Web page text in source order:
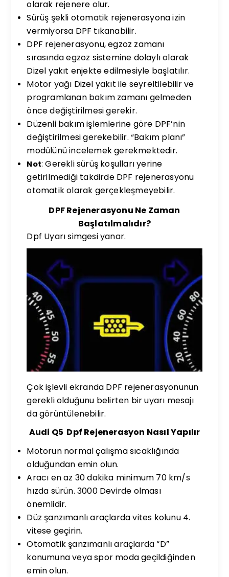
olarak rejenere olur.
Sürüş şekli otomatik rejenerasyona izin
vermiyorsa DPF tıkanabilir.
DPF rejenerasyonu, egzoz zamanı
sırasında egzoz sistemine dolaylı olarak
Dizel yakıt enjekte edilmesiyle başlatılır.
Motor yağı Dizel yakıt ile seyreltilebilir ve
programlanan bakım zamanı gelmeden
önce değiştirilmesi gerekir.
Düzenli bakım işlemlerine göre DPF’nin
değiştirilmesi gerekebilir. “Bakım planı”
modülünü incelemek gerekmektedir.
Not: Gerekli sürüş koşulları yerine
getirilmediği takdirde DPF rejenerasyonu
otomatik olarak gerçekleşmeyebilir.
DPF Rejenerasyonu Ne Zaman
Başlatılmalıdır?
Dpf Uyarı simgesi yanar.
Çok işlevli ekranda DPF rejenerasyonunun
gerekli olduğunu belirten bir uyarı mesajı
da görüntülenebilir.
Audi Q5 Dpf Rejenerasyon Nasıl Yapılır
Motorun normal çalışma sıcaklığında
olduğundan emin olun.
Aracı en az 30 dakika minimum 70 km/s
hızda sürün. 3000 Devirde olması
önemlidir.
Düz şanzımanlı araçlarda vites kolunu 4.
vitese geçirin.
Otomatik şanzımanlı araçlarda “D”
konumuna veya spor moda geçildiğinden
emin olun.